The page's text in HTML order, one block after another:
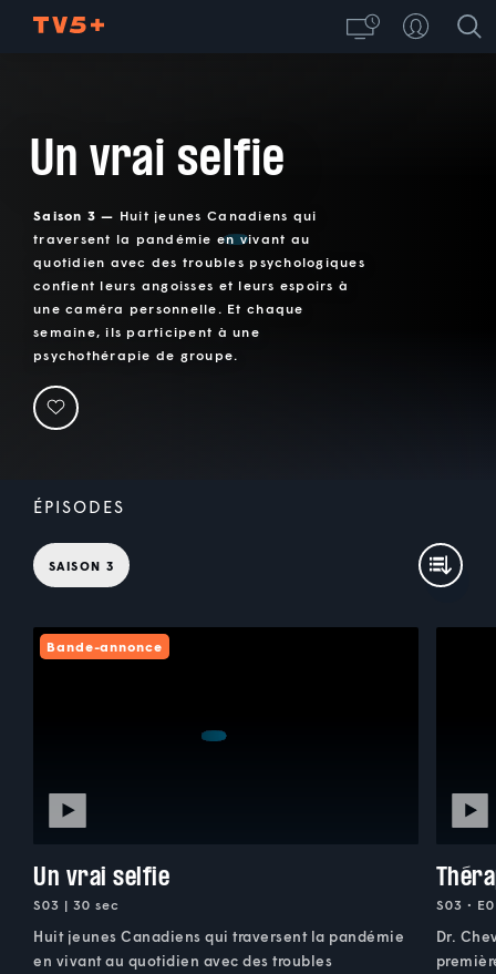
Un vrai selfie
Saison 3 — Huit jeunes Canadiens qui
traversent la pandémie en vivant au
quotidien avec des troubles psychologiques
confient leurs angoisses et leurs espoirs à
une caméra personnelle. Et chaque
semaine, ils participent à une
psychothérapie de groupe.
ÉPISODES
SAISON 3
Bande-annonce
Un vrai selfie
S03 | 30 sec
Huit jeunes Canadiens qui traversent la pandémie
en vivant au quotidien avec des troubles
S03 •
Dr.